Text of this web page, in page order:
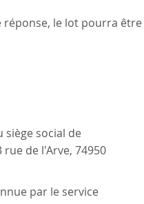
réponse, le lot pourra être
social de
de l'Arve, 74950
par le service